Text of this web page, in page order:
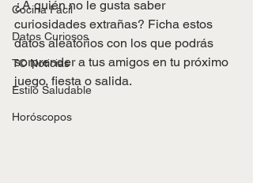
Cocina Fácil
Datos Curiosos
TC Noticias
Estilo Saludable
Horóscopos
¿A quién no le gusta saber
curiosidades extrañas? Ficha estos
datos aleatorios con los que podrás
sorprender a tus amigos en tu próximo
juego, fiesta o salida.